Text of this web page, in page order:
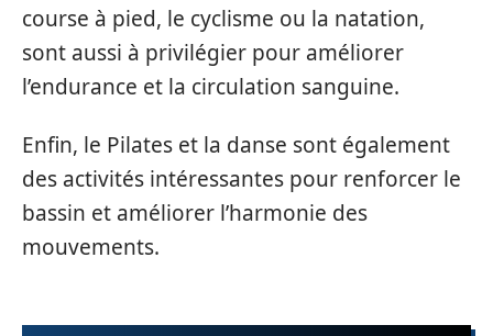
course à pied, le cyclisme ou la natation,
sont aussi à privilégier pour améliorer
l’endurance et la circulation sanguine.
Enfin, le Pilates et la danse sont également
des activités intéressantes pour renforcer le
bassin et améliorer l’harmonie des
mouvements.